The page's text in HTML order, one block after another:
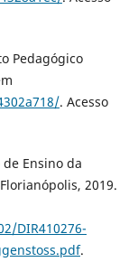
Pedagógico
. Acesso
de Ensino da
2019.
DIR410276-
.